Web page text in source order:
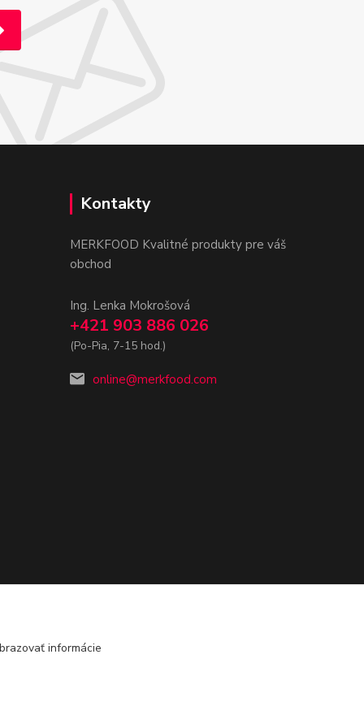
Kontakty
MERKFOOD Kvalitné produkty pre váš
obchod
Ing. Lenka Mokrošová
+421 903 886 026
(Po-Pia, 7-15 hod.)
online@merkfood.com
informácie